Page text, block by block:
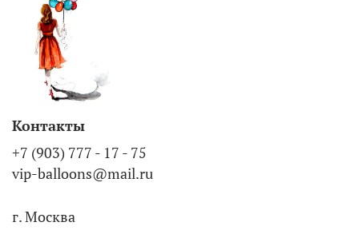
Контакты
+7 (903) 777 - 17 - 75
vip-balloons@mail.ru
г. Москва